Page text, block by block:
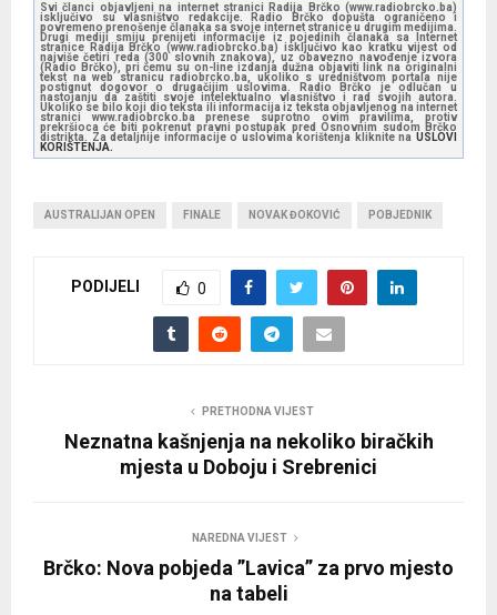
Svi članci objavljeni na internet stranici Radija Brčko (www.radiobrcko.ba)
isključivo su vlasništvo redakcije. Radio Brčko dopušta ograničeno i
povremeno prenošenje članaka sa svoje internet stranice u drugim medijima.
Drugi mediji smiju prenijeti informacije iz pojedinih članaka sa Internet
stranice Radija Brčko (www.radiobrcko.ba) isključivo kao kratku vijest od
najviše četiri reda (300 slovnih znakova), uz obavezno navođenje izvora
(Radio Brčko), pri čemu su on-line izdanja dužna objaviti link na originalni
tekst na web stranicu radiobrcko.ba, ukoliko s uredništvom portala nije
postignut dogovor o drugačijim uslovima. Radio Brčko je odlučan u
nastojanju da zaštiti svoje intelektualno vlasništvo i rad svojih autora.
Ukoliko se bilo koji dio teksta ili informacija iz teksta objavljenog na internet
stranici www.radiobrcko.ba prenese suprotno ovim pravilima, protiv
prekršioca će biti pokrenut pravni postupak pred Osnovnim sudom Brčko
distrikta. Za detaljnije informacije o uslovima korištenja kliknite na USLOVI
KORIŠTENJA.
AUSTRALIJAN OPEN FINALE NOVAK ĐOKOVIĆ POBJEDNIK
PODIJELI 0
PRETHODNA VIJEST
Neznatna kašnjenja na nekoliko biračkih
mjesta u Doboju i Srebrenici
NAREDNA VIJEST
Brčko: Nova pobjeda ”Lavica” za prvo mjesto
na tabeli